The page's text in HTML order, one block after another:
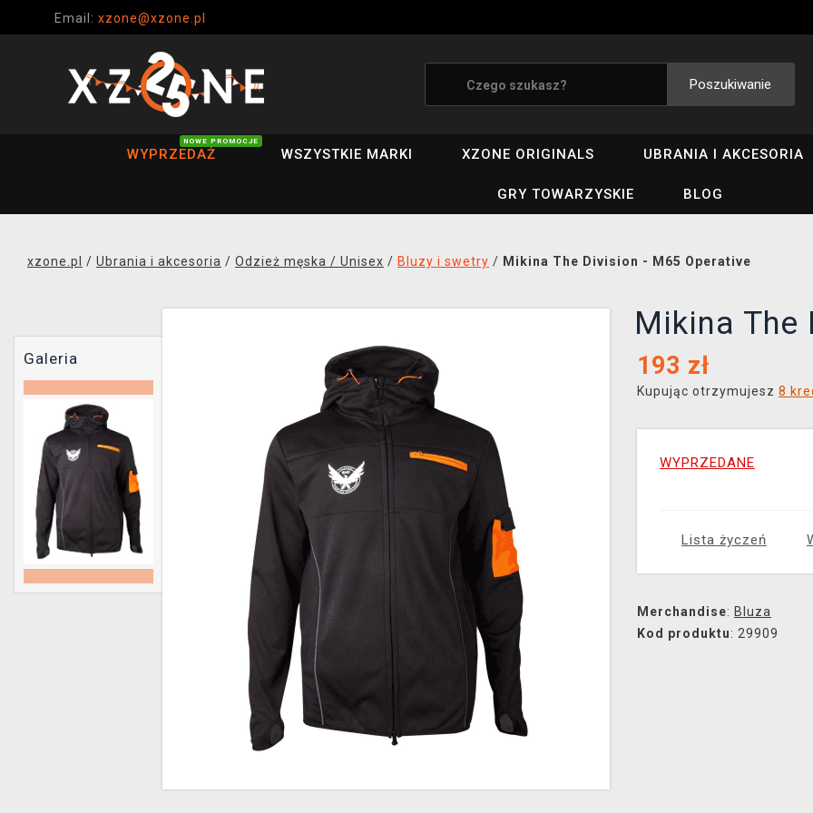
Email: xzone@xzone.pl
Poszukiwanie
WYPRZEDAŻ
NOWE PROMOCJE
WSZYSTKIE MARKI XZONE ORIGINALS UBRANIA I AKCESORIA
GRY TOWARZYSKIE BLOG
xzone.pl / Ubrania i akcesoria / Odzież męska / Unisex / Bluzy i swetry / Mikina The Division - M65 Operative
Galeria
Mikina The
193 zł
Kupując otrzymujesz 8
WYPRZEDANE
Lista życzeń
Merchandise: Bluza
Kod produktu: 29909